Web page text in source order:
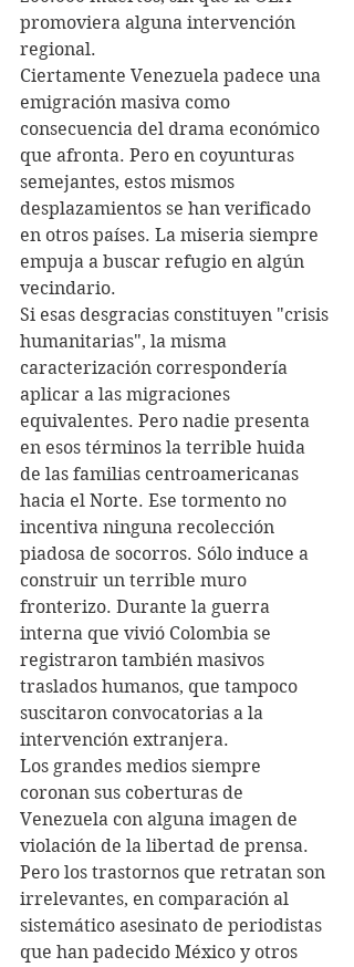
promoviera alguna intervención
regional.
Ciertamente Venezuela padece una
emigración masiva como
consecuencia del drama económico
que afronta. Pero en coyunturas
semejantes, estos mismos
desplazamientos se han verificado
en otros países. La miseria siempre
empuja a buscar refugio en algún
vecindario.
Si esas desgracias constituyen "crisis
humanitarias", la misma
caracterización correspondería
aplicar a las migraciones
equivalentes. Pero nadie presenta
en esos términos la terrible huida
de las familias centroamericanas
hacia el Norte. Ese tormento no
incentiva ninguna recolección
piadosa de socorros. Sólo induce a
construir un terrible muro
fronterizo. Durante la guerra
interna que vivió Colombia se
registraron también masivos
traslados humanos, que tampoco
suscitaron convocatorias a la
intervención extranjera.
Los grandes medios siempre
coronan sus coberturas de
Venezuela con alguna imagen de
violación de la libertad de prensa.
Pero los trastornos que retratan son
irrelevantes, en comparación al
sistemático asesinato de periodistas
que han padecido México y otros